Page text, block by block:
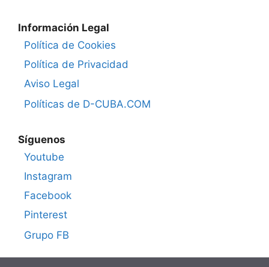
Información Legal
Política de Cookies
Política de Privacidad
Aviso Legal
Políticas de D-CUBA.COM
Síguenos
Youtube
Instagram
Facebook
Pinterest
Grupo FB